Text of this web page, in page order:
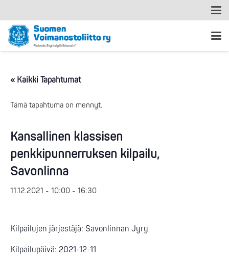
« Kaikki Tapahtumat
Tämä tapahtuma on mennyt.
Kansallinen klassisen
penkkipunnerruksen kilpailu,
Savonlinna
11.12.2021 - 10:00 - 16:30
Kilpailujen järjestäjä: Savonlinnan Jyry
Kilpailupäivä: 2021-12-11